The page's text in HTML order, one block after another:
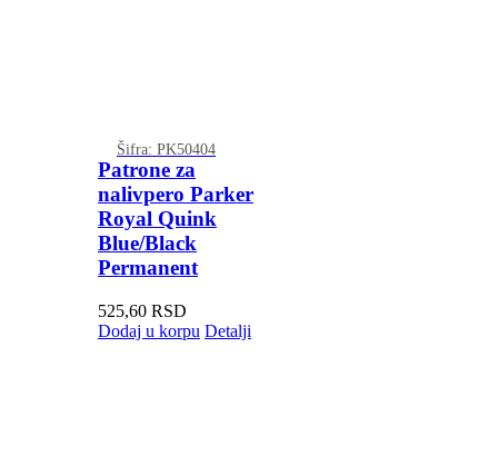
Šifra: PK50404
Patrone za
nalivpero Parker
Royal Quink
Blue/Black
Permanent
525,60 RSD
Dodaj u korpu Detalji